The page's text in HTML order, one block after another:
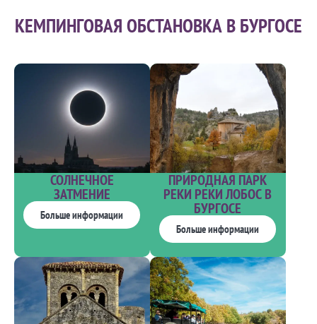
КЕМПИНГОВАЯ ОБСТАНОВКА В БУРГОСЕ
СОЛНЕЧНОЕ
ЗАТМЕНИЕ
Больше информации
ПРИРОДНАЯ ПАРК
РЕКИ РЕКИ ЛОБОС В
БУРГОСЕ
Больше информации